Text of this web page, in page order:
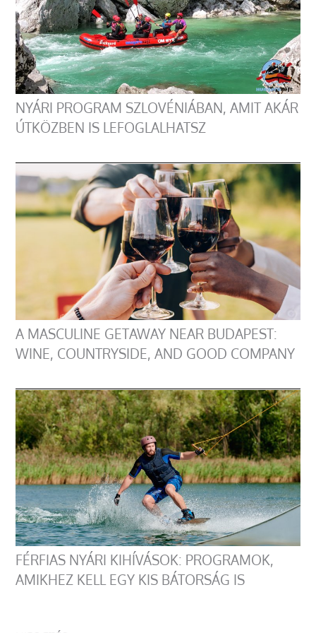
NYÁRI PROGRAM SZLOVÉNIÁBAN, AMIT AKÁR
ÚTKÖZBEN IS LEFOGLALHATSZ
A MASCULINE GETAWAY NEAR BUDAPEST:
WINE, COUNTRYSIDE, AND GOOD COMPANY
FÉRFIAS NYÁRI KIHÍVÁSOK: PROGRAMOK,
AMIKHEZ KELL EGY KIS BÁTORSÁG IS